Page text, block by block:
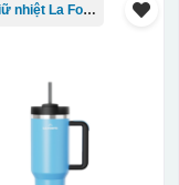
Bình giữ nhiệt La Fonte